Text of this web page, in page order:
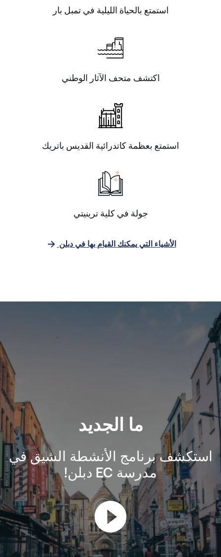
استمتع بالحياة الليلية في تمبل بار
اكتشف متحف الآثار الوطني
استمتع بعظمة كاتدرائية القديس باتريك
جولة في كلية ترينيتي
الأشياء التي يمكنك القيام بها في دبلن
ما الجديد
استكشف برنامج الأنشطة الشيق في
مدرسة EC دبلن!